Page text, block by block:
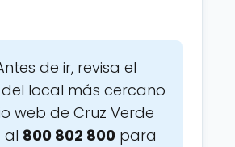
de ir, revisa el
local más cercano
web de Cruz Verde
al 800 802 800 para